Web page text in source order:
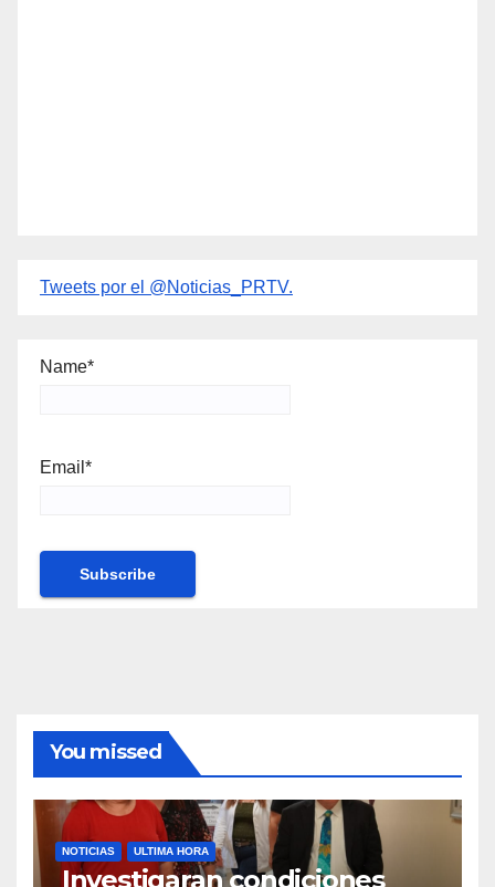
Tweets por el @Noticias_PRTV.
Name*
Email*
You missed
NOTICIAS ULTIMA HORA
Investigaran condiciones